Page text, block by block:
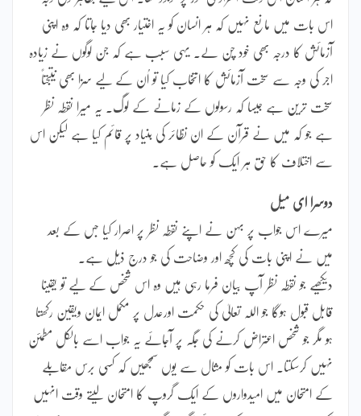
اس بات میں مانع نہیں کہ ہر انسان کو یہ اختیار بھی دیا جاتا کہ وہ اپنی
آزمائش کا درجہ بھی خود چن لے۔ یہی سبب ہے کہ جن لوگوں نے زیادہ
اجر کی وجہ سے سخت آزمائش کا انتخاب کیا تو اُن کے لیے سزا بھی نتیجتاً
سخت ترین ہے جیسا کہ رسولوں کے زمانے کے لوگ۔ یہ میرا نقطہ نظر
ہے جو کہ میں نے قرآن کے ان نظائر کی بنیاد پر قائم کیا ہے لیکن اس
سے اختلاف کا حق ہر ایک کو حاصل ہے۔
دوسرا ای میل
میرے اس جواب پر بہن نے اپنے نقطہ نظر پر اصرار کیا جس کے بعد
میں نے اپنی بات کی کچھ اور وضاحت کی جو درج ذیل ہے۔
دیکھیے جو نقطہ نظر آپ بیان فرما رہی ہیں وہ اس شخص کے لیے تو یقینا
قابل قبول ہوگا جو اللہ تعالیٰ کی حکمت اورعدل پر مکمل ایمان ویقین رکھتا
ہو مگر جو شخص اعتراض کرنے کی جگہ پر آجائے یہ جواب اسے بالکل مطمئن
نہیں کرسکتا۔ اس بات کو مثال سے یوں سمجھیں کہ کسی برس مقابلے
کے امتحان میں امیدواروں کے ایک گروپ کا امتحان لیتے وقت انہیں